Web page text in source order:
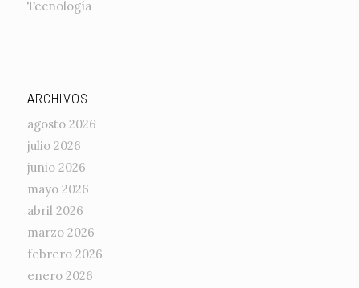
Tecnología
ARCHIVOS
agosto 2026
julio 2026
junio 2026
mayo 2026
abril 2026
marzo 2026
febrero 2026
enero 2026